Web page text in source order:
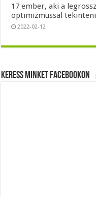
17 ember, aki a
optimizmussal
2022-02-12
Keress minket Facebookon